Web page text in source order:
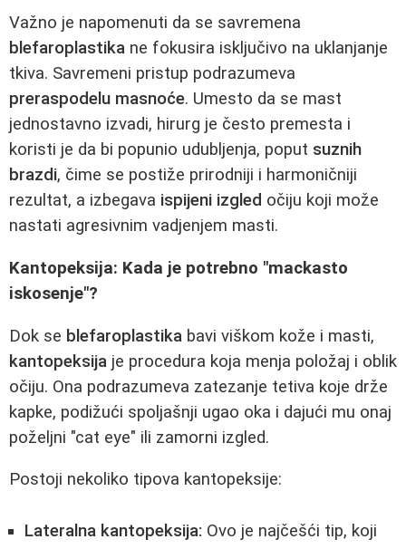
Važno je napomenuti da se savremena
blefaroplastika ne fokusira isključivo na uklanjanje
tkiva. Savremeni pristup podrazumeva
preraspodelu masnoće. Umesto da se mast
jednostavno izvadi, hirurg je često premesta i
koristi je da bi popunio udubljenja, poput suznih
brazdi, čime se postiže prirodniji i harmoničniji
rezultat, a izbegava ispijeni izgled očiju koji može
nastati agresivnim vadjenjem masti.
Kantopeksija: Kada je potrebno "mackasto
iskosenje"?
Dok se blefaroplastika bavi viškom kože i masti,
kantopeksija je procedura koja menja položaj i oblik
očiju. Ona podrazumeva zatezanje tetiva koje drže
kapke, podižući spoljašnji ugao oka i dajući mu onaj
poželjni "cat eye" ili zamorni izgled.
Postoji nekoliko tipova kantopeksije:
Lateralna kantopeksija: Ovo je najčešći tip, koji